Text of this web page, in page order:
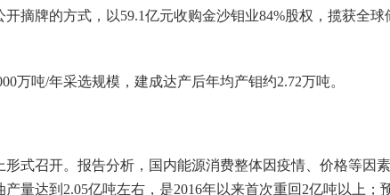
牌的方式，以59.1亿元收购金沙钼业84%股权，揽获全球
吨/年采选规模，建成达产后年均产钼约2.72万吨。
召开。报告分析，国内能源消费整体因疫情、价格等因
量达到2.05亿吨左右，是2016年以来首次重回2亿吨以上；